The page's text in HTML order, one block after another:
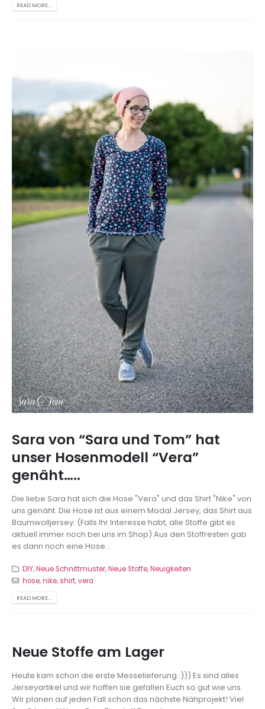
READ MORE...
Sara von “Sara und Tom” hat
unser Hosenmodell “Vera”
genäht…..
Die liebe Sara hat sich die Hose "Vera" und das Shirt "Nike" von
uns genäht. Die Hose ist aus einem Modal Jersey, das Shirt aus
Baumwolljersey. (Falls Ihr Interesse habt, alle Stoffe gibt es
aktuell immer noch bei uns im Shop) Aus den Stoffresten gab
es dann noch eine Hose...
DIY,Neue Schnittmuster,Neue Stoffe,Neuigkeiten
hose,nike,shirt,vera
READ MORE...
Neue Stoffe am Lager
Heute kam schon die erste Messelieferung..))) Es sind alles
Jerseyartikel und wir hoffen sie gefallen Euch so gut wie uns.
Wir planen auf jeden Fall schon das nächste Nähprojekt! Viel